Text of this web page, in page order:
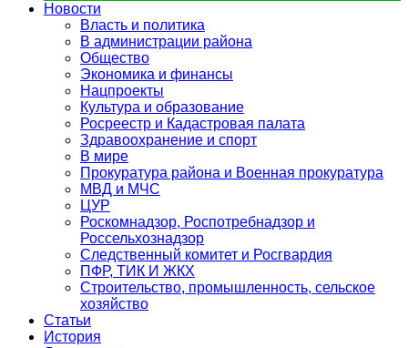
Новости
Власть и политика
В администрации района
Общество
Экономика и финансы
Нацпроекты
Культура и образование
Росреестр и Кадастровая палата
Здравоохранение и спорт
В мире
Прокуратура района и Военная прокуратура
МВД и МЧС
ЦУР
Роскомнадзор, Роспотребнадзор и
Россельхознадзор
Следственный комитет и Росгвардия
ПФР, ТИК И ЖКХ
Строительство, промышленность, сельское
хозяйство
Статьи
История